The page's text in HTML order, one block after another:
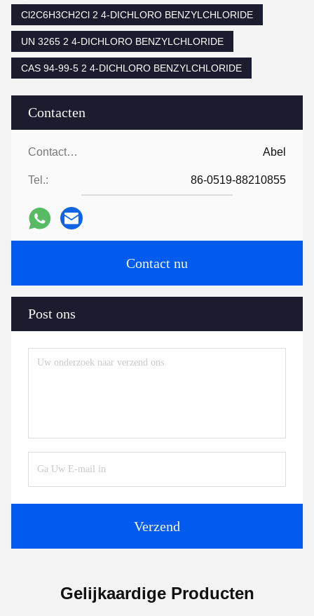
Contacten
Contacten: Abel
Tel.: 86-0519-88210855
Contact nu
Post ons
Verzend
Cl2C6H3CH2Cl 2 4-DICHLORO BENZYLCHLORIDE
UN 3265 2 4-DICHLORO BENZYLCHLORIDE
CAS 94-99-5 2 4-DICHLORO BENZYLCHLORIDE
Gelijkaardige Producten